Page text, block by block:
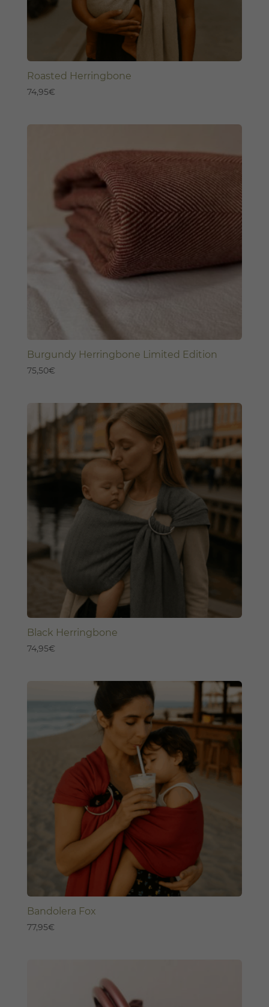
Roasted Herringbone
74,95€
Burgundy Herringbone Limited Edition
75,50€
Black Herringbone
74,95€
Bandolera Fox
77,95€